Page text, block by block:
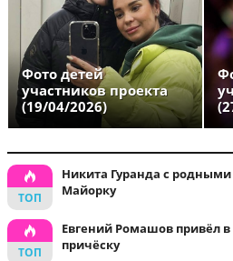
Фото детей
участников проекта
(19/04/2026)
Никита Гуранда с
Майорку
Евгений Ромашов привёл
причёску